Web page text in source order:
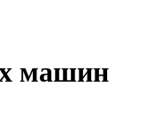
машин